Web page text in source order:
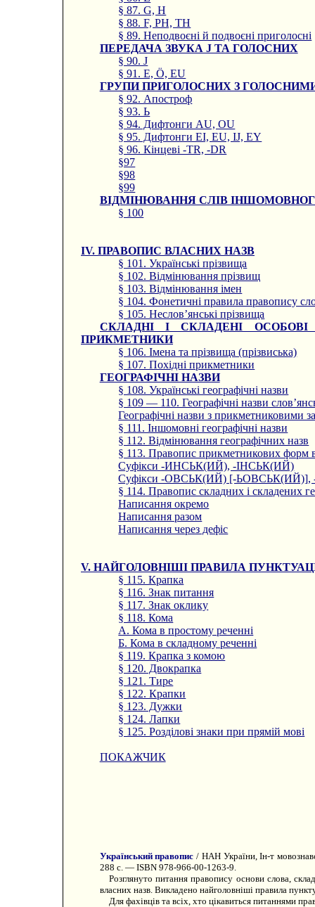
§ 87. G, H
§ 88. F, PH, TH
§ 89. Неподвоєні й подвоєні приголосні
ПЕРЕДАЧА ЗВУКА J ТА ГОЛОСНИХ
§ 90. J
§ 91. E, Ö, EU
ГРУПИ ПРИГОЛОСНИХ З
§ 92. Апостроф
§ 93. Ь
§ 94. Дифтонги AU, OU
§ 95. Дифтонги EI, EU, IJ, EY
§ 96. Кінцеві -TR, -DR
§97
§98
§99
ВІДМІНЮВАННЯ СЛІВ
§ 100
IV. ПРАВОПИС ВЛАСНИХ НАЗВ
§ 101. Українські прізвища
§ 102. Відмінювання прізвищ
§ 103. Відмінювання імен
§ 104. Фонетичні правила правопису
§ 105. Неслов’янські прізвища
СКЛАДНІ І СКЛАДЕНІ
ПРИКМЕТНИКИ
§ 106. Імена та прізвища (прізвиська)
§ 107. Похідні прикметники
ГЕОГРАФІЧНІ НАЗВИ
§ 108. Українські географічні назви
§ 109 — 110. Географічні назви
Географічні назви з прикметниковими
§ 111. Іншомовні географічні назви
§ 112. Відмінювання географічних назв
§ 113. Правопис прикметникових форм
Суфікси -ИНСЬК(ИЙ), -ІНСЬК(ИЙ)
Суфікси -ОВСЬК(ИЙ) [-
§ 114. Правопис складних і складених
Написання окремо
Написання разом
Написання через дефіс
V. НАЙГОЛОВНІШІ ПРАВИЛА
§ 115. Крапка
§ 116. Знак питання
§ 117. Знак оклику
§ 118. Кома
А. Кома в простому реченні
Б. Кома в складному реченні
§ 119. Крапка з комою
§ 120. Двокрапка
§ 121. Тире
§ 122. Крапки
§ 123. Дужки
§ 124. Лапки
§ 125. Розділові знаки при прямій мові
ПОКАЖЧИК
Український правопис / НАН України, Ін-т
288 с. — ISBN 978-966-00-1263-9.
Розглянуто питання правопису основи слова,
власних назв. Викладено найголовніші правила
Для фахівців та всіх, хто цікавиться питаннями